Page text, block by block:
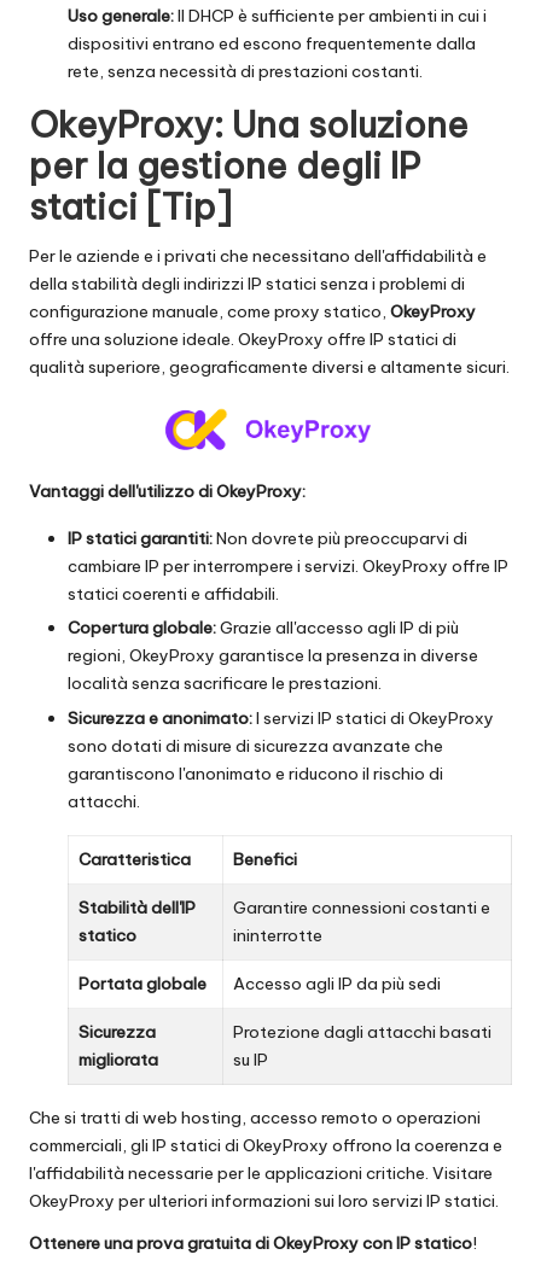
Uso generale:Il DHCP è sufficiente per ambienti in cui i
dispositivi entrano ed escono frequentemente dalla
rete, senza necessità di prestazioni costanti.
OkeyProxy: Una soluzione
per la gestione degli IP
statici [Tip]
Per le aziende e i privati che necessitano dell'affidabilità e
della stabilità degli indirizzi IP statici senza i problemi di
configurazione manuale, come proxy statico, OkeyProxy
offre una soluzione ideale. OkeyProxy offre IP statici di
qualità superiore, geograficamente diversi e altamente sicuri.
Vantaggi dell'utilizzo di OkeyProxy:
IP statici garantiti:Non dovrete più preoccuparvi di
cambiare IP per interrompere i servizi. OkeyProxy offre IP
statici coerenti e affidabili.
Copertura globale:Grazie all'accesso agli IP di più
regioni, OkeyProxy garantisce la presenza in diverse
località senza sacrificare le prestazioni.
Sicurezza e anonimato:I servizi IP statici di OkeyProxy
sono dotati di misure di sicurezza avanzate che
garantiscono l'anonimato e riducono il rischio di
attacchi.
Caratteristica Benefici
Stabilità dell'IP
statico
Garantire connessioni costanti e
ininterrotte
Portata globale Accesso agli IP da più sedi
Sicurezza
migliorata
Protezione dagli attacchi basati
su IP
Che si tratti di web hosting, accesso remoto o operazioni
commerciali, gli IP statici di OkeyProxy offrono la coerenza e
l'affidabilità necessarie per le applicazioni critiche. Visitare
OkeyProxy per ulteriori informazioni sui loro servizi IP statici.
Ottenere una prova gratuita di OkeyProxy con IP statico!